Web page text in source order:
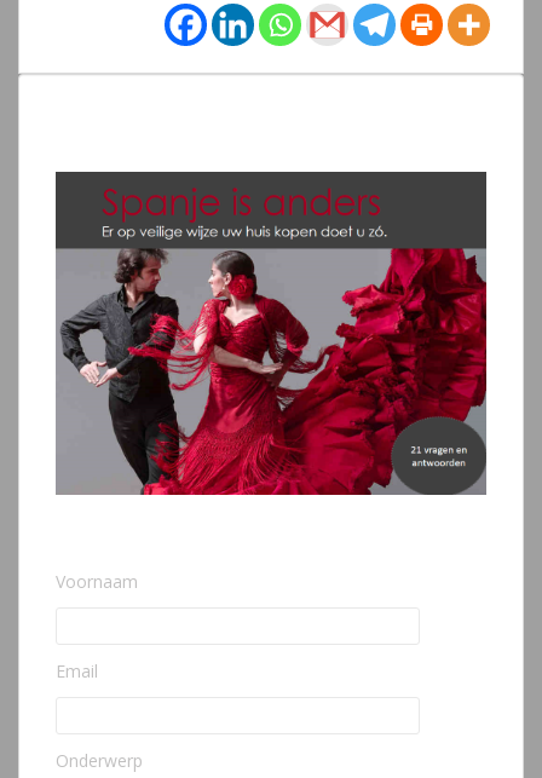
Voornaam
Email
Onderwerp